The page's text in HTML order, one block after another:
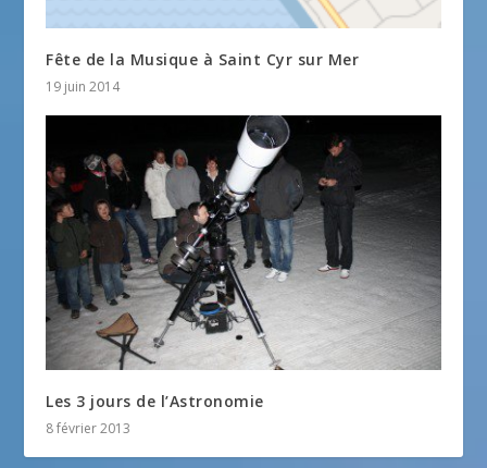
Fête de la Musique à Saint Cyr sur Mer
19 juin 2014
Les 3 jours de l’Astronomie
8 février 2013